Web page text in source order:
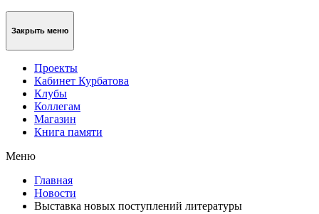
Закрыть меню
Проекты
Кабинет Курбатова
Клубы
Коллегам
Магазин
Книга памяти
Меню
Главная
Новости
Выставка новых поступлений литературы